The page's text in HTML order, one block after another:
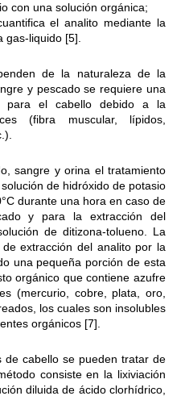
con una solución orgánica;
el analito mediante la
gas-liquido [5].
de la naturaleza de la
y pescado se requiere una
para el cabello debido a la
(fibra muscular, lípidos,
sangre y orina el tratamiento
de hidróxido de potasio
durante una hora en caso de
y para la extracción del
de ditizona-tolueno. La
extracción del analito por la
una pequeña porción de esta
orgánico que contiene azufre
(mercurio, cobre, plata, oro,
los cuales son insolubles
orgánicos [7].
cabello se pueden tratar de
consiste en la lixiviación
diluida de ácido clorhídrico,